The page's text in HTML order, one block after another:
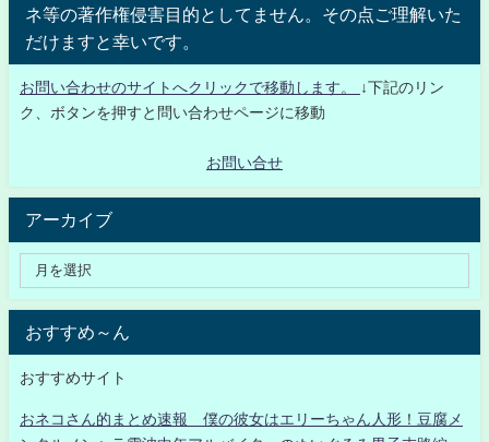
ネ等の著作権侵害目的としてません。その点ご理解いた
だけますと幸いです。
お問い合わせのサイトへクリックで移動します。
↓下記のリン
ク、ボタンを押すと問い合わせページに移動
お問い合せ
アーカイブ
おすすめ～ん
おすすめサイト
おネコさん的まとめ速報 僕の彼女はエリーちゃん人形！豆腐メ